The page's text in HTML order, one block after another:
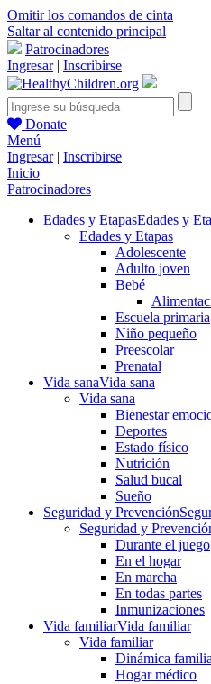
Omitir los comandos de cinta
Saltar al contenido principal
Patrocinadores
Ingresar| Inscribirse
Donate
Menú
Ingresar| Inscribirse
Inicio
Patrocinadores
Edades y EtapasEdades y
Edades y Etapas
Adolescente
Adulto joven
Bebé
Escuela primaria
Niño pequeño
Preescolar
Prenatal
Vida sanaVida sana
Vida sana
Bienestar
Deportes
Estado físico
Nutrición
Salud bucal
Sueño
Seguridad y Prevención
Seguridad y
Durante el juego
En el hogar
En marcha
En todas partes
Inmunizaciones
Vida familiarVida familiar
Vida familiar
Dinámica
Hogar médico